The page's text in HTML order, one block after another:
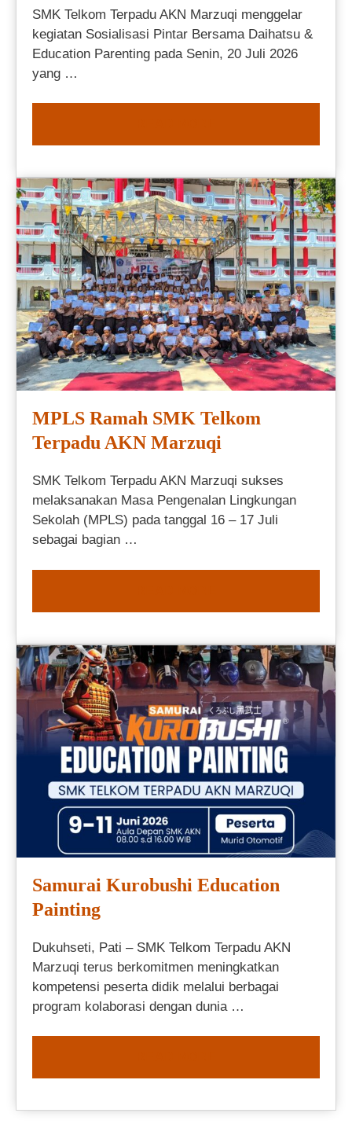
SMK Telkom Terpadu AKN Marzuqi menggelar
kegiatan Sosialisasi Pintar Bersama Daihatsu &
Education Parenting pada Senin, 20 Juli 2026
yang …
MPLS Ramah SMK Telkom
Terpadu AKN Marzuqi
SMK Telkom Terpadu AKN Marzuqi sukses
melaksanakan Masa Pengenalan Lingkungan
Sekolah (MPLS) pada tanggal 16 – 17 Juli
sebagai bagian …
Samurai Kurobushi Education
Painting
Dukuhseti, Pati – SMK Telkom Terpadu AKN
Marzuqi terus berkomitmen meningkatkan
kompetensi peserta didik melalui berbagai
program kolaborasi dengan dunia …